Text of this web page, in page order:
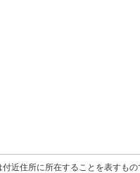
近住所に所在することを表すも